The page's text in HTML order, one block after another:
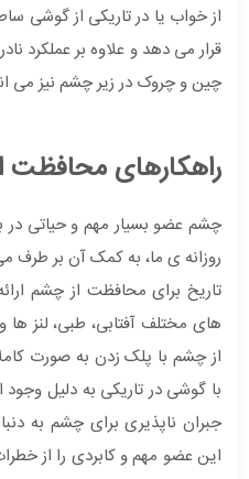
از خواب یا در تاریکی از گوشی
قرار می دهد و علاوه بر عملکرد
چین و چروک در زیر چشم نیز می
راهکارهای محافظت
چشم عضو بسیار مهم و حیاتی در
روزانه ی ما، به کمک آن بر طرف
تاریخ برای محافظت از چشم
های مختلف آفتابی، طبی، لنز
از چشم با پلک زدن به صورت
با گوشی در تاریکی به دلیل
جبران ناپذیری برای چشم به
این عضو مهم و کابردی را از